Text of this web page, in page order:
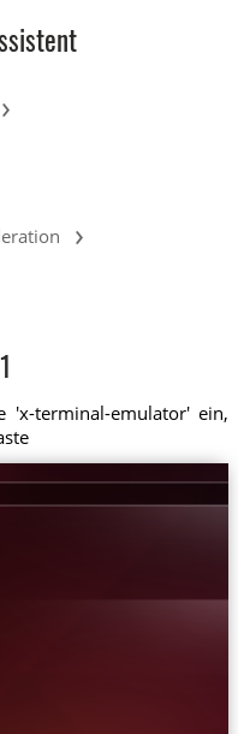
›
›
'x-terminal-emulator' ein,